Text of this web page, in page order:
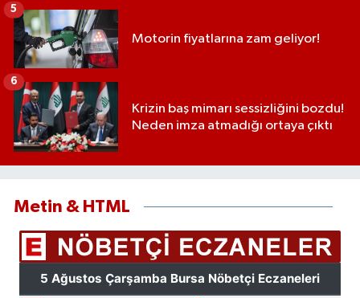
Motorin fiyatlarına zam geliyor!
5
Krizin baş mimarı sessizliğini bozdu!
Neden imza atmadığı ortaya çıktı
6
Metin & HTML